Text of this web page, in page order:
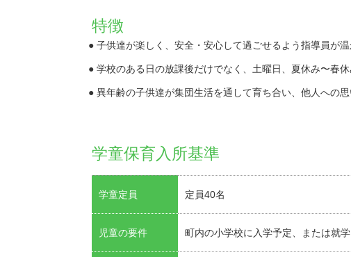
特徴
子供達が楽しく、安全・安心して過ごせるよう指導員が温
学校のある日の放課後だけでなく、土曜日、夏休み〜春
異年齢の子供達が集団生活を通して育ち合い、他人への思
学童保育入所基準
学童定員 定員40名
児童の要件 町内の小学校に入学予定、または就